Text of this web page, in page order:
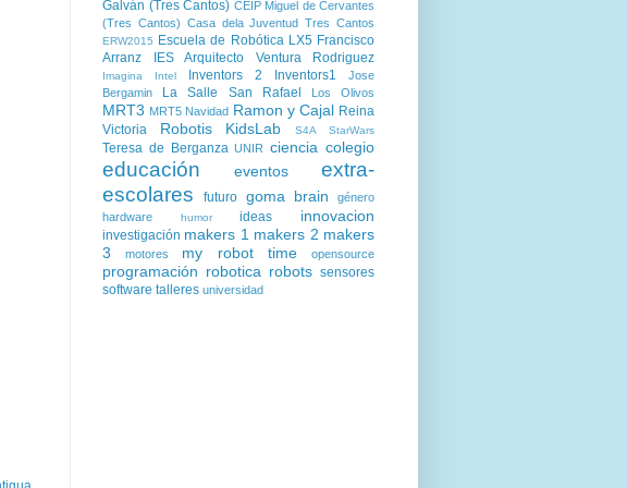
Galván (Tres Cantos) CEIP Miguel de Cervantes
(Tres Cantos) Casa dela Juventud Tres Cantos
ERW2015 Escuela de Robótica LX5 Francisco
Arranz
IES Arquitecto Ventura Rodriguez
Imagina Intel Inventors 2 Inventors1
Jose
Bergamin
La Salle San Rafael Los Olivos
MRT3 MRT5 Navidad Ramon y Cajal Reina
Victoria
Robotis KidsLab S4A StarWars
Teresa de Berganza UNIR ciencia colegio
educación eventos
extra-
escolares
futuro goma brain
género
hardware
humor ideas innovacion
investigación makers 1 makers 2 makers
3
motores my robot time opensource
programación robotica robots sensores
software talleres universidad